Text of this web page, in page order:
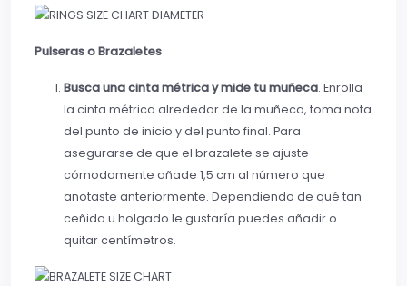
Pulseras o Brazaletes
Busca una cinta métrica y mide tu muñeca. Enrolla
la cinta métrica alrededor de la muñeca, toma nota
del punto de inicio y del punto final. Para
asegurarse de que el brazalete se ajuste
cómodamente añade 1,5 cm al número que
anotaste anteriormente. Dependiendo de qué tan
ceñido u holgado le gustaría puedes añadir o
quitar centímetros.